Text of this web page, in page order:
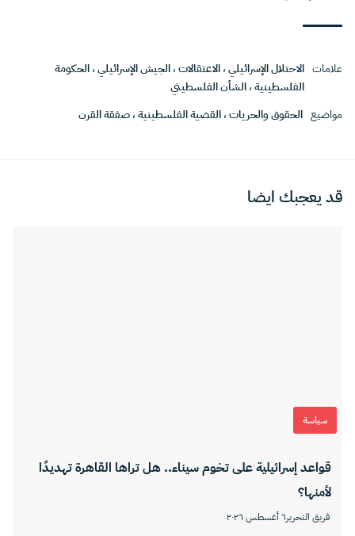
علامات الاحتلال الإسرائيلي،الاعتقالات،الجيش الإسرائيلي،الحكومة
الفلسطينية،الشأن الفلسطيني
مواضيع الحقوق والحريات،القضية الفلسطينية،صفقة القرن
قد يعجبك ايضا
سياسة
قواعد إسرائيلية على تخوم سيناء.. هل تراها القاهرة تهديدًا
لأمنها؟
فريق التحرير٦ أغسطس ٢٠٢٦